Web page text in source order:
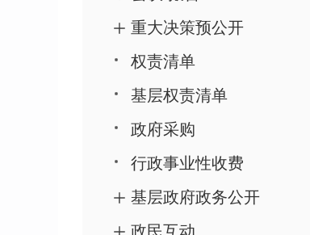
重大决策预公开
权责清单
基层权责清单
政府采购
行政事业性收费
基层政府政务公开
政民互动